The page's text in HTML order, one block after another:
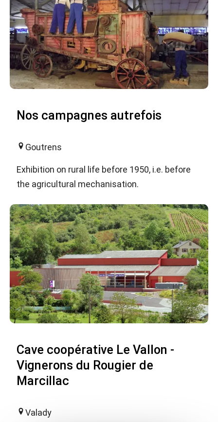
Nos campagnes autrefois
Goutrens
Exhibition on rural life before 1950, i.e. before
the agricultural mechanisation.
Cave coopérative Le Vallon -
Vignerons du Rougier de
Marcillac
Valady